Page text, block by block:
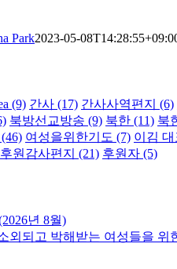
Park2023-05-
(9) 간사 (17) 간사사역편지 (6)
북방선교방송 (9) 북한 (11) 북
(46) 여성을위한기도 (7) 이김 대
후원감사편지 (21) 후원자 (5)
년 8월)
외되고 박해받는 여성들을 위